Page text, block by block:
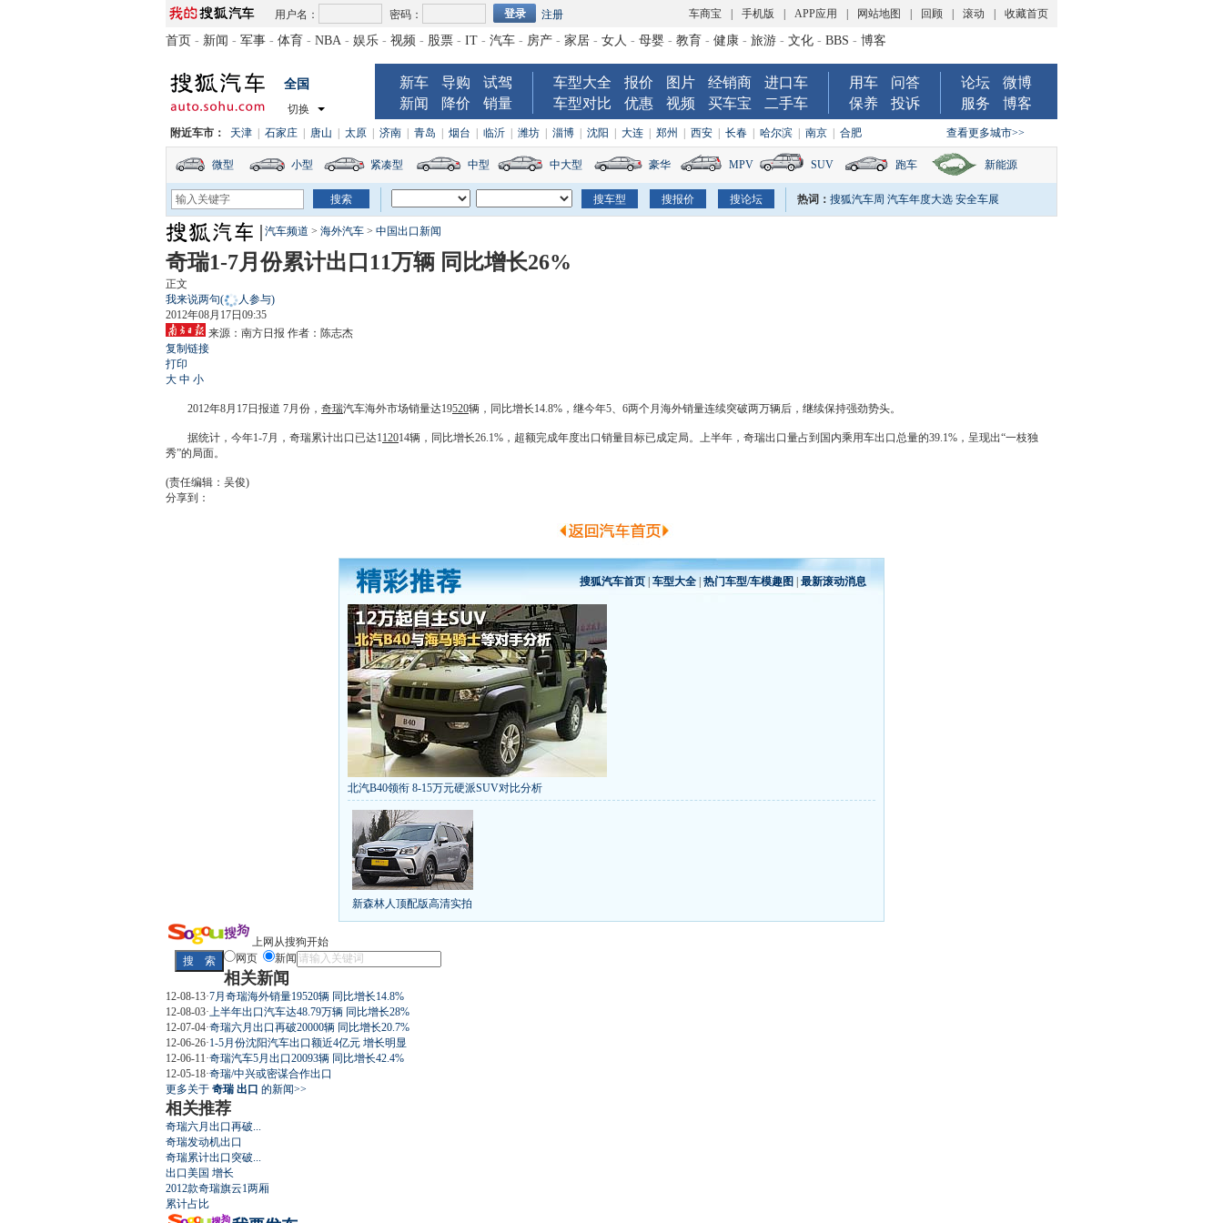
用户名： 密码： 注册 车商宝 手机版 APP应用 网站地图 回顾 滚动 收藏首页
首页 - 新闻 - 军事 - 体育 - NBA - 娱乐 - 视频 - 股票 - IT - 汽车 - 房产 - 家居 - 女人 - 母婴 - 教育 - 健康 - 旅游 - 文化 - BBS - 博客
全国
切换
新车 导购
试驾
新闻
降价 销量
车型大全 报价 图片 经销商
进口车
车型对比
优惠 视频 买车宝 二手车
用车
问答
保养
投诉
论坛
微博
服务
博客
查看更多城市>>
附近车市： 天津 石家庄 唐山 太原 济南 青岛 烟台 临沂 潍坊 淄博 沈阳 大连 郑州 西安 长春 哈尔滨 南京 合肥
微型 小型 紧凑型 中型 中大型 豪华 MPV SUV 跑车 新能源
热词： 搜狐汽车周 汽车年度大选 安全车展
汽车频道 > 海外汽车 > 中国出口新闻
奇瑞1-7月份累计出口11万辆 同比增长26%
正文
我来说两句(
人参与)
2012年08月17日09:35
来源： 南方日报 作者：陈志杰
复制链接
打印
大 中 小
2012年8月17日报道 7月份， 奇瑞汽车海外市场销量达19520辆，同比增长14.8%，继今年5、6两个月海外销量连续突破两万辆后，继续保持强劲势头。
据统计，今年1-7月， 奇瑞累计出口已达112014辆，同比增长26.1%，超额完成年度出口销量目标已成定局。上半年， 奇瑞出口量占到国内乘用车出口总量的39.1%，呈现出“一枝独
秀”的局面。
(责任编辑：吴俊)
分享到：
搜狐汽车首页| 车型大全| 热门车型/车模趣图 最新滚动消息
北汽B40领衔 8-15万元硬派SUV对比分析
丰田推八款低价新车 全新RAV4海外售14万
第九代雅阁/本田新小SUV
凯越已跌至8折甩卖 6款合资自主车是真的低价吗？
给中国人争气的热销SUV 全新马自达6：海外卖13万
10万元新车叫板合资 15万买车谁好
长城2013年新SUV规划曝光
全新胜达23日上市 秒杀日系的SUV
大众6万低价车
新森林人顶配版高清实拍
屌丝必看世界末日逃亡车
上网从搜狗开始
网页
新闻
相关新闻
12-08-13·7月奇瑞海外销量19520辆 同比增长14.8%
12-08-03· 上半年出口汽车达48.79万辆 同比增长28%
12-07-04·奇瑞六月出口再破20000辆 同比增长20.7%
12-06-26·1-5月份沈阳汽车出口额近4亿元 增长明显
12-06-11 ·奇瑞汽车5月出口20093辆 同比增长42.4%
12-05-18·奇瑞/中兴或密谋合作出口
更多关于 奇瑞 出口 的新闻>>
相关推荐
奇瑞六月出口再破...
奇瑞发动机出口
奇瑞累计出口突破...
出口美国 增长
2012款奇瑞旗云1两厢
累计占比